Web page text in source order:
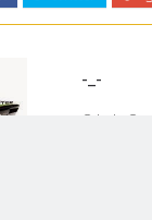
-_-
O Indy